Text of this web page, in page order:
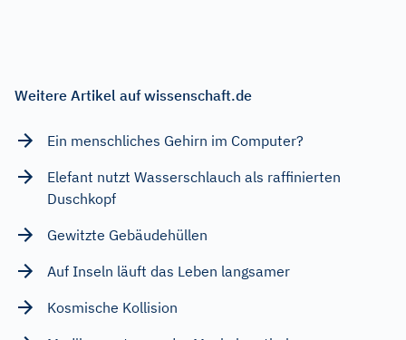
Weitere Artikel auf wissenschaft.de
Ein menschliches Gehirn im Computer?
Elefant nutzt Wasserschlauch als raffinierten
Duschkopf
Gewitzte Gebäudehüllen
Auf Inseln läuft das Leben langsamer
Kosmische Kollision